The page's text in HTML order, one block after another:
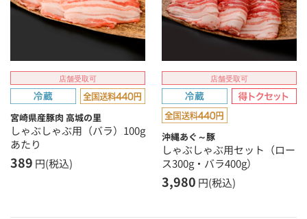
店舗受取可
宮崎県産豚肉 高城の里
しゃぶしゃぶ用（バラ）100g
あたり
389 円(税込)
店舗受取可
沖縄あぐ～豚
しゃぶしゃぶ用セット（ロー
ス300g・バラ400g）
3,980 円(税込)